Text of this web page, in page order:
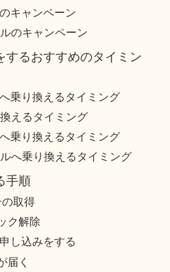
キャンペーン
のキャンペーン
するおすすめのタイミン
乗り換えるタイミング
えるタイミング
乗り換えるタイミング
へ乗り換えるタイミング
手順
取得
ク解除
し込みをする
届く